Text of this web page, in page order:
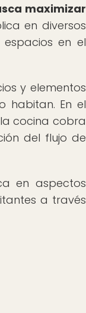
maximizar
en diversos
en el
y elementos
habitan. En el
cocina cobra
del flujo de
en aspectos
a través